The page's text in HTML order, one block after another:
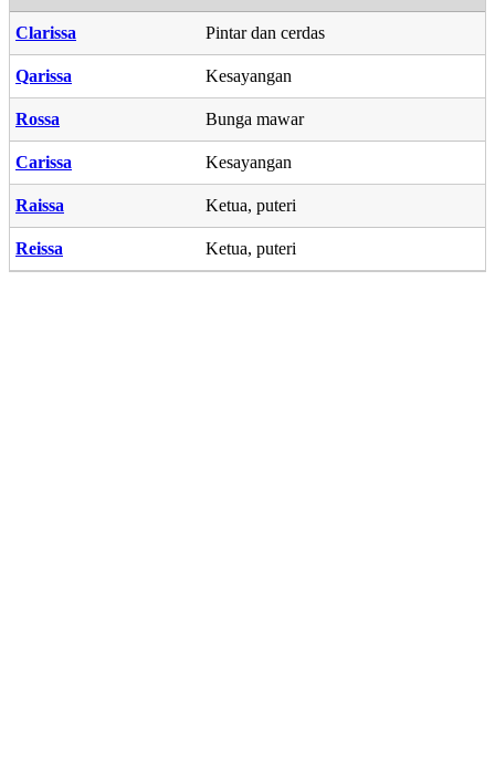
Clarissa Pintar dan cerdas
Qarissa Kesayangan
Rossa Bunga mawar
Carissa Kesayangan
Raissa Ketua, puteri
Reissa Ketua, puteri